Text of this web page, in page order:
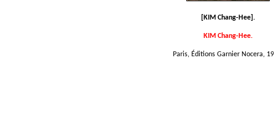
[KIM Chang-Hee].
KIM Chang-Hee.
Paris, Éditions Garnier Nocera,